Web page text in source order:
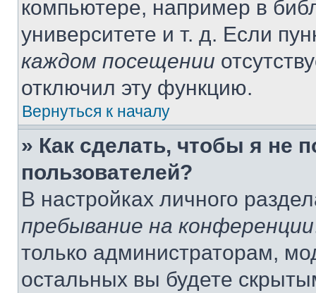
компьютере, например в
университете и т. д. Если
каждом посещении
отключил эту функцию.
Вернуться к началу
» Как сделать, чтобы я не
пользователей?
В настройках личного
пребывание на конференции
только администраторам,
остальных вы будете